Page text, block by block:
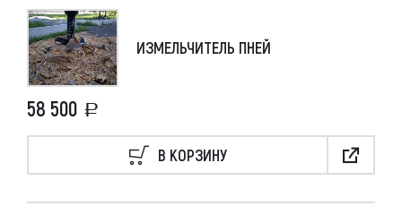
ИЗМЕЛЬЧИТЕЛЬ ПНЕЙ
58 500
В КОРЗИНУ